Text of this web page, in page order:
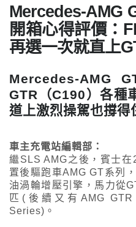
Mercedes-AMG
開箱心得評價：
再選一次就直上
Mercedes-AMG
GTR（C190）各種
道上激烈操駕也撐得
車主充電站編輯部：
繼SLS AMG之後，賓士
置後驅跑車AMG GT系列
油渦輪增壓引擎，馬力從
匹(後續又有AMG GTR
Series)。